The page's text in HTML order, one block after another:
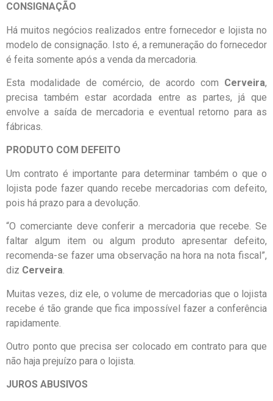
CONSIGNAÇÃO
Há muitos negócios realizados entre fornecedor e lojista no
modelo de consignação. Isto é, a remuneração do fornecedor
é feita somente após a venda da mercadoria.
Esta modalidade de comércio, de acordo com Cerveira,
precisa também estar acordada entre as partes, já que
envolve a saída de mercadoria e eventual retorno para as
fábricas.
PRODUTO COM DEFEITO
Um contrato é importante para determinar também o que o
lojista pode fazer quando recebe mercadorias com defeito,
pois há prazo para a devolução.
“O comerciante deve conferir a mercadoria que recebe. Se
faltar algum item ou algum produto apresentar defeito,
recomenda-se fazer uma observação na hora na nota fiscal”,
diz Cerveira.
Muitas vezes, diz ele, o volume de mercadorias que o lojista
recebe é tão grande que fica impossível fazer a conferência
rapidamente.
Outro ponto que precisa ser colocado em contrato para que
não haja prejuízo para o lojista.
JUROS ABUSIVOS